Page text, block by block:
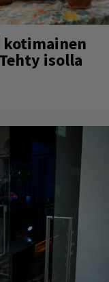
kotimainen
isolla